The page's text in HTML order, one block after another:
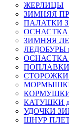
ЖЕРЛИЦЫ
ЗИМНЯЯ
ПАЛАТКИ
ЗИМНЯЯ
ЛЕДОБУРЫ
ОСНАСТКА
КАТУШКИ
УДОЧКИ
ШНУР